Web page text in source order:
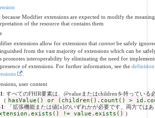
because Modifier extensions are expected to modify the
of the resource that contains them
extensions allow for extensions that cannotbe safely
from the vast majority of extensions which can be
promotes interoperability by eliminating the need for
of extensions. For further information, see the
.
user content
: すべてのFHIR要素は、@valueまたはchildrenを持っている
( hasValue() or (children().count() >
: 「拡張機能または値[x]のいずれかが必要です。両方では
!= value.exists() )